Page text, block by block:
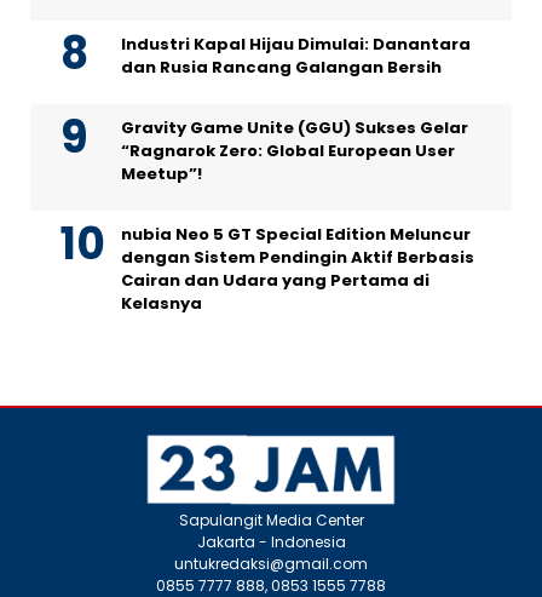
Industri Kapal Hijau Dimulai: Danantara
dan Rusia Rancang Galangan Bersih
Gravity Game Unite (GGU) Sukses Gelar
“Ragnarok Zero: Global European User
Meetup”!
nubia Neo 5 GT Special Edition Meluncur
dengan Sistem Pendingin Aktif Berbasis
Cairan dan Udara yang Pertama di
Kelasnya
Sapulangit Media Center
Jakarta - Indonesia
untukredaksi@gmail.com
0855 7777 888, 0853 1555 7788